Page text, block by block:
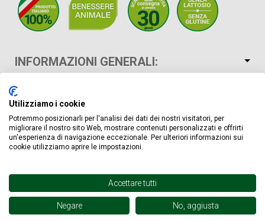
INFORMAZIONI GENERALI:
VALORI NUTRIZIONALI:
SPEDIZIONE STANDARD 7,90 € -GRATUITAPER ORDINI
SUPERIORI A € 100,00
Potrebbe interessarti anche
NOVITÀ
Utilizziamo i cookie
Potremmo posizionarli per l'analisi dei dati dei nostri visitatori, per
migliorare il nostro sito Web, mostrare contenuti personalizzati e offrirti
un'esperienza di navigazione eccezionale. Per ulteriori informazioni sui
cookie utilizziamo aprire le impostazioni.
Accettare tutti
Negare No, aggiusta